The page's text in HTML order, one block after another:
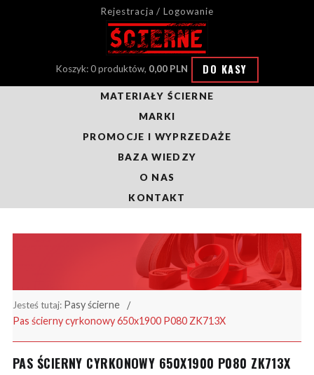
Rejestracja / Logowanie
Koszyk: 0 produktów, 0,00 PLN DO KASY
MATERIAŁY ŚCIERNE
MARKI
PROMOCJE I WYPRZEDAŻE
BAZA WIEDZY
O NAS
KONTAKT
Jesteś tutaj: Pasy ścierne
Pas ścierny cyrkonowy 650x1900 P080 ZK713X
PAS ŚCIERNY CYRKONOWY 650X1900 P080 ZK713X